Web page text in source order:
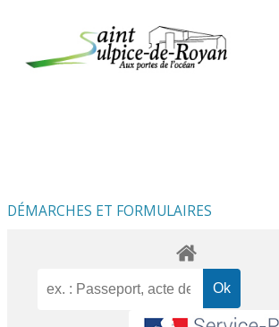
DÉMARCHES ET FORMULAIRES